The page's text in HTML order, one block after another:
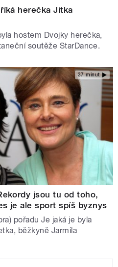
herečka Jitka
hostem Dvojky herečka,
soutěže StarDance.
37 minut
jsou tu od toho,
je ale sport spíš byznys
pořadu Je jaká je byla
běžkyně Jarmila